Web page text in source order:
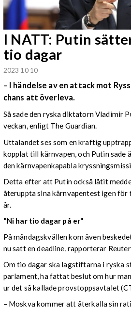
I NATT: Putin
tio dagar
2023 10 10
– I händelse av en attack mot
chans att överleva.
Så sade den ryska diktatorn Vladimir
veckan, enligt The Guardian.
Uttalandet ses som en kraftig
kopplat till kärnvapen, och Putin sade
den kärnvapenkapabla
Detta efter att Putin också låtit
återuppta sina kärnvapentest igen för
år.
"Ni har tio dagar på er"
På måndagskvällen kom även
nu satt en deadline, rapporterar
Om tio dagar ska lagstiftarna i ryska
parlament, ha fattat beslut om hur
ur det så kallade provstoppsavtalet
– Moskva kommer att återkalla sin